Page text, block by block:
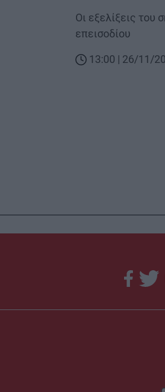
Body
Οι εξελίξεις του
επεισοδίου
13:00 | 26/11/